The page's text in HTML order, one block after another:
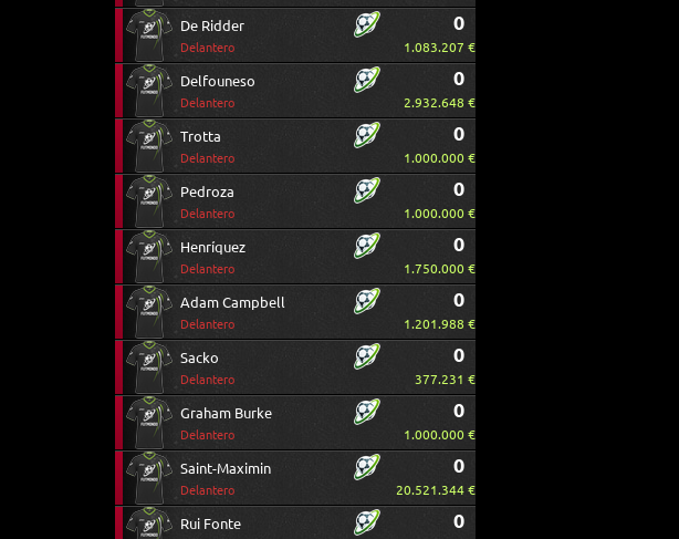
De Ridder
Delantero
0
1.083.207 €
Delfouneso
Delantero
0
2.932.648 €
Trotta
Delantero
0
1.000.000 €
Pedroza
Delantero
0
1.000.000 €
Henríquez
Delantero
0
1.750.000 €
Adam Campbell
Delantero
0
1.201.988 €
Sacko
Delantero
0
377.231 €
Graham Burke
Delantero
0
1.000.000 €
Saint-Maximin
Delantero
0
20.521.344 €
Rui Fonte 0